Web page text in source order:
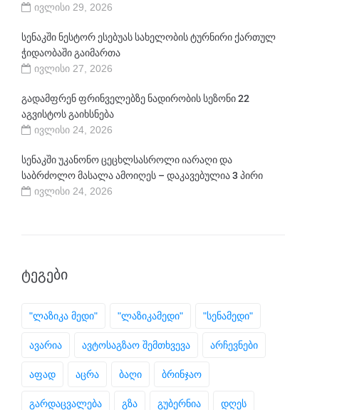
ივლისი 29, 2026
სენაკში ნესტორ ესებუას სახელობის ტურნირი ქართულ
ჭიდაობაში გაიმართა
ივლისი 27, 2026
გადამფრენ ფრინველებზე ნადირობის სეზონი 22
აგვისტოს გაიხსნება
ივლისი 24, 2026
სენაკში უკანონო ცეცხლსასროლი იარაღი და
საბრძოლო მასალა ამოიღეს – დაკავებულია 3 პირი
ივლისი 24, 2026
ᲢᲔᲒᲔᲑᲘ
"ლაზიკა მედი" "ლაზიკამედი" "სენამედი"
ავარია ავტოსაგზაო შემთხვევა არჩევნები
აფად აცრა ბაღი ბრინჯაო
გარდაცვალება გზა გუბერნია დღეს